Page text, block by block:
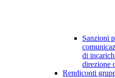
Sanzioni
di
direzione
Rendiconti